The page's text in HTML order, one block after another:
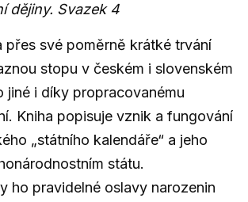
dějiny. Svazek 4
přes své poměrně krátké trvání
stopu v českém i slovenském
jiné i díky propracovanému
Kniha popisuje vznik a fungování
„státního kalendáře“ a jeho
státu.
ho pravidelné oslavy narozenin